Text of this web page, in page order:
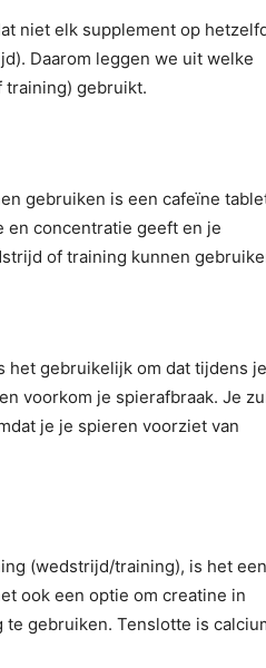
niet elk supplement op
Daarom leggen we uit welke
training) gebruikt.
gebruiken is een cafeïne
en concentratie geeft en je
of training kunnen
het gebruikelijk om dat tijdens je
voorkom je spierafbraak. Je
je je spieren voorziet van
(wedstrijd/training), is het een
ook een optie om creatine in
gebruiken. Tenslotte is